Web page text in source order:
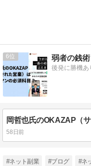
6 弱者の銭術
後発に勝機あ
58日前
#ネット副業 #ブログ #ネ